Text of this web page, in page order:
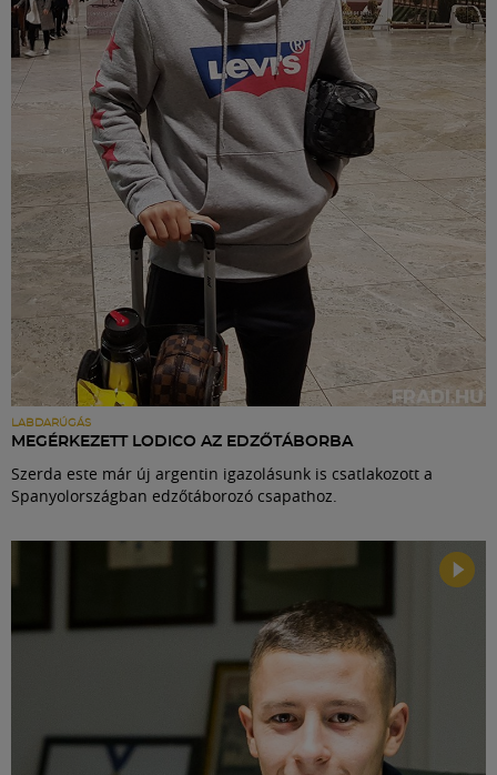
LABDARÚGÁS
MEGÉRKEZETT LODICO AZ EDZŐTÁBORBA
Szerda este már új argentin igazolásunk is csatlakozott a
Spanyolországban edzőtáborozó csapathoz.